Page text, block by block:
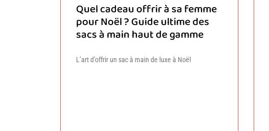
Quel cadeau offrir à sa femme
pour Noël ? Guide ultime des
sacs à main haut de gamme
L’art d’offrir un sac à main de luxe à Noël